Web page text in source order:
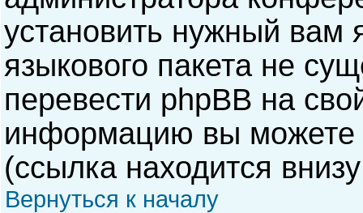
установить нужный вам
языкового пакета не
перевести phpBB на
информацию вы можете
(ссылка находится
Вернуться к началу